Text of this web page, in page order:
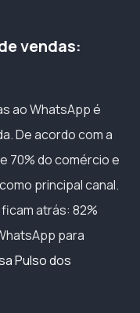
vendas:
ao WhatsApp é
De acordo com a
70% do comércio e
principal canal.
atrás: 82%
para
Pulso dos